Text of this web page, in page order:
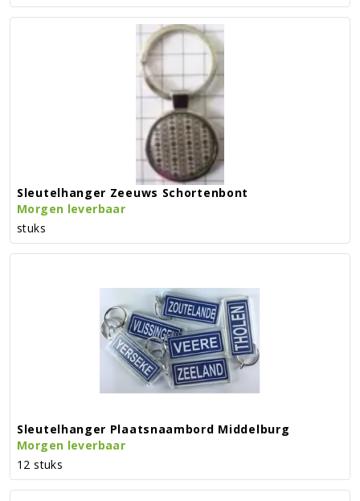
Sleutelhanger Zeeuws Schortenbont
Morgen leverbaar
stuks
Sleutelhanger Plaatsnaambord Middelburg
Morgen leverbaar
12 stuks